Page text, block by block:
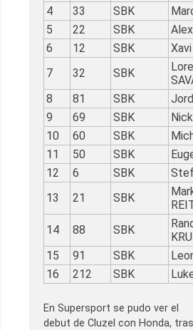
4
33 SBK
5
22 SBK
6
12 SBK
7
32 SBK
8
81 SBK
9
69 SBK
10
60 SBK
11
50 SBK
12
6 SBK
13
21 SBK
14 88 SBK
15
91 SBK
16
212 SBK
En Supersport se pudo ver el
debut de Cluzel con Honda, tras